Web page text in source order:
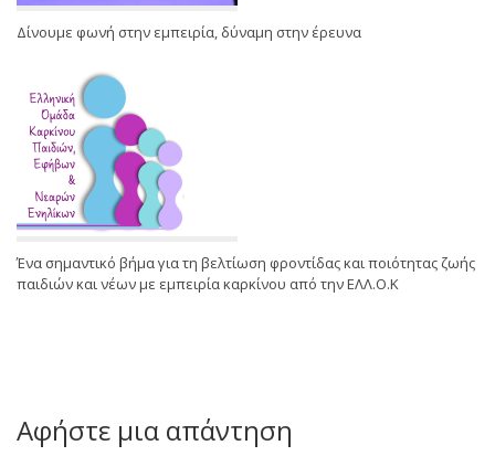
Δίνουμε φωνή στην εμπειρία, δύναμη στην έρευνα
Ένα σημαντικό βήμα για τη βελτίωση φροντίδας και ποιότητας ζωής
παιδιών και νέων με εμπειρία καρκίνου από την ΕΛΛ.Ο.Κ
Αφήστε μια απάντηση